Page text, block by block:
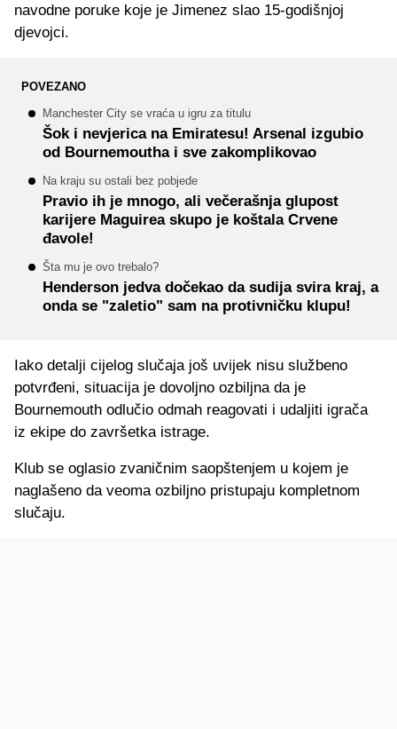
navodne poruke koje je Jimenez slao 15-godišnjoj
djevojci.
POVEZANO
Manchester City se vraća u igru za titulu
Šok i nevjerica na Emiratesu! Arsenal izgubio
od Bournemoutha i sve zakomplikovao
Na kraju su ostali bez pobjede
Pravio ih je mnogo, ali večerašnja glupost
karijere Maguirea skupo je koštala Crvene
đavole!
Šta mu je ovo trebalo?
Henderson jedva dočekao da sudija svira kraj, a
onda se "zaletio" sam na protivničku klupu!
Iako detalji cijelog slučaja još uvijek nisu službeno
potvrđeni, situacija je dovoljno ozbiljna da je
Bournemouth odlučio odmah reagovati i udaljiti igrača
iz ekipe do završetka istrage.
Klub se oglasio zvaničnim saopštenjem u kojem je
naglašeno da veoma ozbiljno pristupaju kompletnom
slučaju.